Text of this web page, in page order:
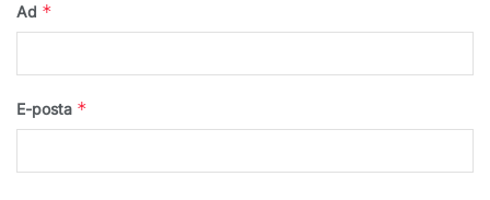
Ad *
E-posta *